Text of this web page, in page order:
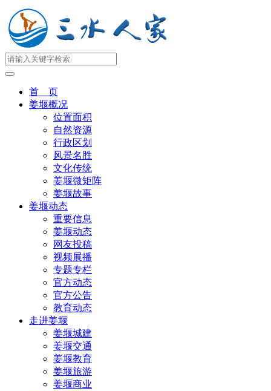
首 页
姜堰概况
位置面积
自然资源
行政区划
风景名胜
文化传统
姜堰微矩阵
姜堰故事
姜堰动态
重要信息
姜堰动态
网友投稿
视频展播
专题专栏
官方动态
官方公告
教育动态
走进姜堰
姜堰城建
姜堰交通
姜堰教育
姜堰旅游
姜堰商业